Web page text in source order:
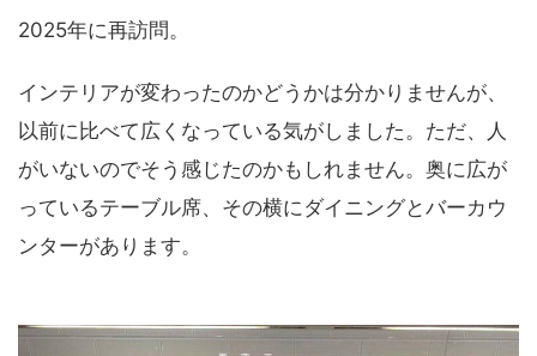
2025年に再訪問。
インテリアが変わったのかどうかは分かりませんが、
以前に比べて広くなっている気がしました。ただ、人
がいないのでそう感じたのかもしれません。奥に広が
っているテーブル席、その横にダイニングとバーカウ
ンターがあります。